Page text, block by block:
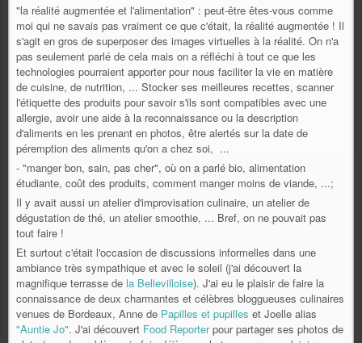
"la réalité augmentée et l'alimentation" : peut-être êtes-vous comme
moi qui ne savais pas vraiment ce que c'était, la réalité augmentée ! Il
s'agit en gros de superposer des images virtuelles à la réalité. On n'a
pas seulement parlé de cela mais on a réfléchi à tout ce que les
technologies pourraient apporter pour nous faciliter la vie en matière
de cuisine, de nutrition, ... Stocker ses meilleures recettes, scanner
l'étiquette des produits pour savoir s'ils sont compatibles avec une
allergie, avoir une aide à la reconnaissance ou la description
d'aliments en les prenant en photos, être alertés sur la date de
péremption des aliments qu'on a chez soi, ...
- "manger bon, sain, pas cher", où on a parlé bio, alimentation
étudiante, coût des produits, comment manger moins de viande, ...;
Il y avait aussi un atelier d'improvisation culinaire, un atelier de
dégustation de thé, un atelier smoothie, ... Bref, on ne pouvait pas
tout faire !
Et surtout c'était l'occasion de discussions informelles dans une
ambiance très sympathique et avec le soleil (j'ai découvert la
magnifique terrasse de la Bellevilloise). J'ai eu le plaisir de faire la
connaissance de deux charmantes et célèbres bloggueuses culinaires
venues de Bordeaux, Anne de Papilles et pupilles et Joelle alias
"Auntie Jo". J'ai découvert Food Reporterpour partager ses photos de